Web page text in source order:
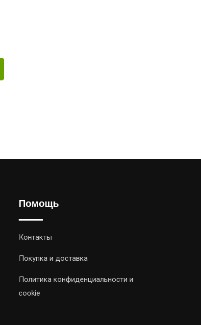
Помощь
Контакты
Покупка и доставка
Политика конфиденциальности и
cookie